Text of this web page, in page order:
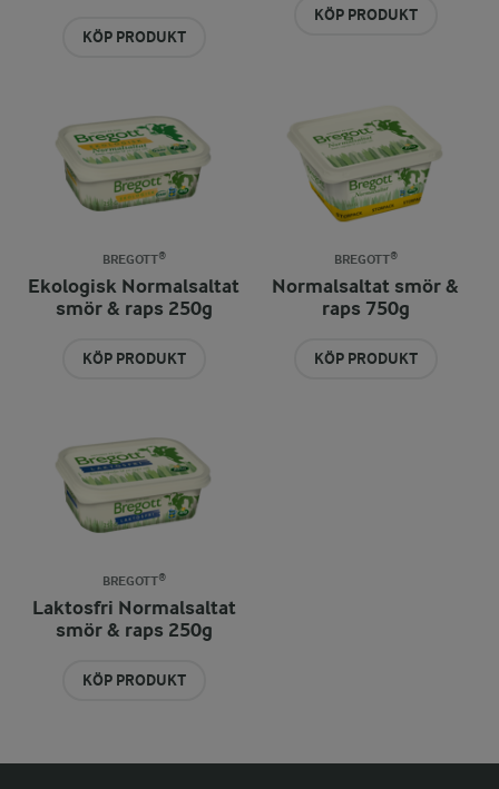
KÖP PRODUKT
KÖP PRODUKT
BREGOTT®
Ekologisk Normalsaltat
smör & raps 250g
KÖP PRODUKT
BREGOTT®
Normalsaltat smör &
raps 750g
KÖP PRODUKT
BREGOTT®
Laktosfri Normalsaltat
smör & raps 250g
KÖP PRODUKT